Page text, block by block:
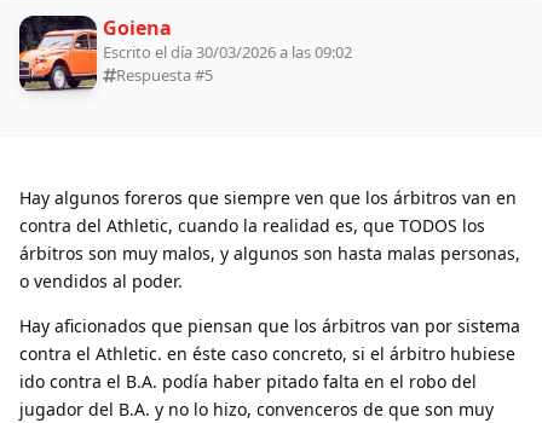
Goiena
Escrito el día 30/03/2026 a las 09:02
Respuesta #5
Hay algunos foreros que siempre ven que los árbitros van en
contra del Athletic, cuando la realidad es, que TODOS los
árbitros son muy malos, y algunos son hasta malas personas,
o vendidos al poder.
Hay aficionados que piensan que los árbitros van por sistema
contra el Athletic. en éste caso concreto, si el árbitro hubiese
ido contra el B.A. podía haber pitado falta en el robo del
jugador del B.A. y no lo hizo, convenceros de que son muy